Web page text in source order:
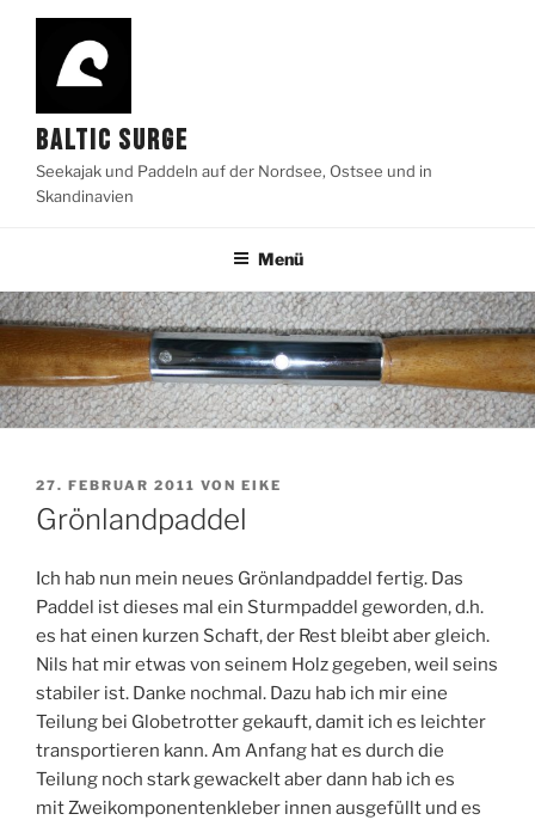
Zum
springen
BALTIC SURGE
Seekajak und Paddeln auf der Nordsee, Ostsee und in
Skandinavien
Menü
VERÖFFENTLICHT
AM
27. FEBRUAR 2011 VON EIKE
Grönlandpaddel
Ich hab nun mein neues Grönlandpaddel fertig. Das
Paddel ist dieses mal ein Sturmpaddel geworden, d.h.
es hat einen kurzen Schaft, der Rest bleibt aber gleich.
Nils hat mir etwas von seinem Holz gegeben, weil seins
stabiler ist. Danke nochmal. Dazu hab ich mir eine
Teilung bei Globetrotter gekauft, damit ich es leichter
transportieren kann. Am Anfang hat es durch die
Teilung noch stark gewackelt aber dann hab ich es
mit Zweikomponentenkleber innen ausgefüllt und es